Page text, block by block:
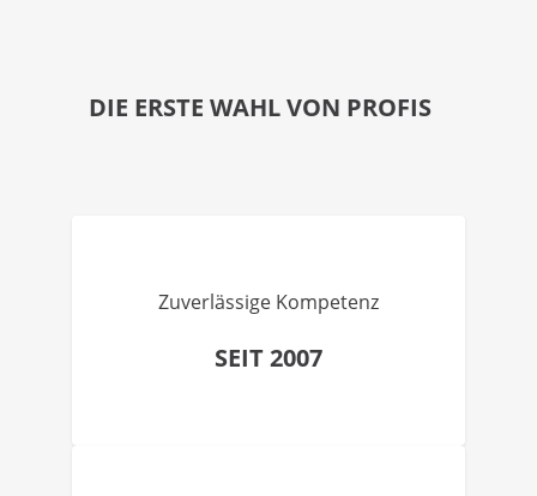
DIE ERSTE WAHL VON PROFIS
Zuverlässige Kompetenz
SEIT 2007